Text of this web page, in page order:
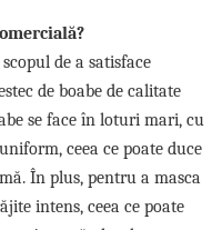
de a satisface
de boabe de calitate
se face în loturi mari, cu
ceea ce poate duce
În plus, pentru a masca
intens, ceea ce poate